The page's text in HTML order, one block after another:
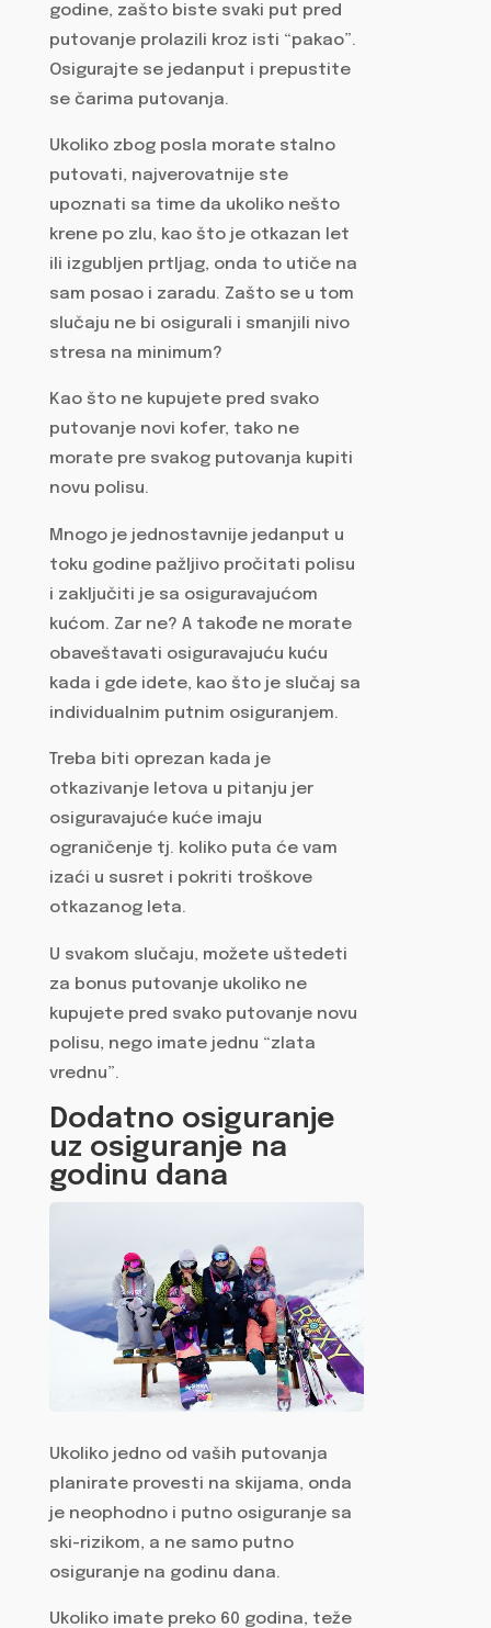
godine, zašto biste svaki put pred
putovanje prolazili kroz isti “pakao”.
Osigurajte se jedanput i prepustite
se čarima putovanja.
Ukoliko zbog posla morate stalno
putovati, najverovatnije ste
upoznati sa time da ukoliko nešto
krene po zlu, kao što je otkazan let
ili izgubljen prtljag, onda to utiče na
sam posao i zaradu. Zašto se u tom
slučaju ne bi osigurali i smanjili nivo
stresa na minimum?
Kao što ne kupujete pred svako
putovanje novi kofer, tako ne
morate pre svakog putovanja kupiti
novu polisu.
Mnogo je jednostavnije jedanput u
toku godine pažljivo pročitati polisu
i zaključiti je sa osiguravajućom
kućom. Zar ne? A takođe ne morate
obaveštavati osiguravajuću kuću
kada i gde idete, kao što je slučaj sa
individualnim putnim osiguranjem.
Treba biti oprezan kada je
otkazivanje letova u pitanju jer
osiguravajuće kuće imaju
ograničenje tj. koliko puta će vam
izaći u susret i pokriti troškove
otkazanog leta.
U svakom slučaju, možete uštedeti
za bonus putovanje ukoliko ne
kupujete pred svako putovanje novu
polisu, nego imate jednu “zlata
vrednu”.
Dodatno osiguranje
uz osiguranje na
godinu dana
Ukoliko jedno od vaših putovanja
planirate provesti na skijama, onda
je neophodno i putno osiguranje sa
ski-rizikom, a ne samo putno
osiguranje na godinu dana.
Ukoliko imate preko 60 godina, teže